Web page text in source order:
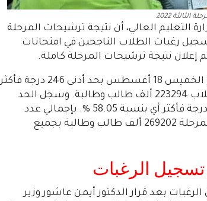
الثالثة 2022
التعليم العالي، أن نتيجة ترشيحات المرحلة
رغبات الطلاب الناجحين في امتحانات
بالتالي انطلقت أعمال المرحلة الثانية للتنسيق يوم الخميس 18 أغسطس بحد أدنى 246 درجة فأكثر
للشعبة العلمية. أي بنسبة 60 % بإجمالي عدد الطلاب 223294 ألف طالب وطالبة. وسجل الحد
الأدنى للشعبة الأدبية بتنسيق المرحلة الثانية 238 درجة فأكثر أي بنسبة 58.05 %. بإجمالي عدد
طلاب 45908 ألف طالب. وبلغ إجمالي عدد طلاب المرحلة 269202 ألف طالب وطالبة بجميع
تسجيل الرغبات
بعد قرار الدكتور أيمن عاشور وزير